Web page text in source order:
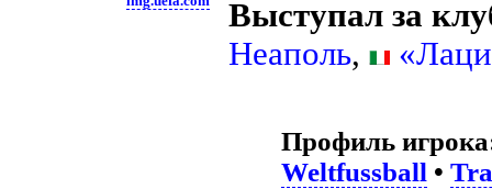
Выступал за
Неаполь,
Профиль
Weltfussball •